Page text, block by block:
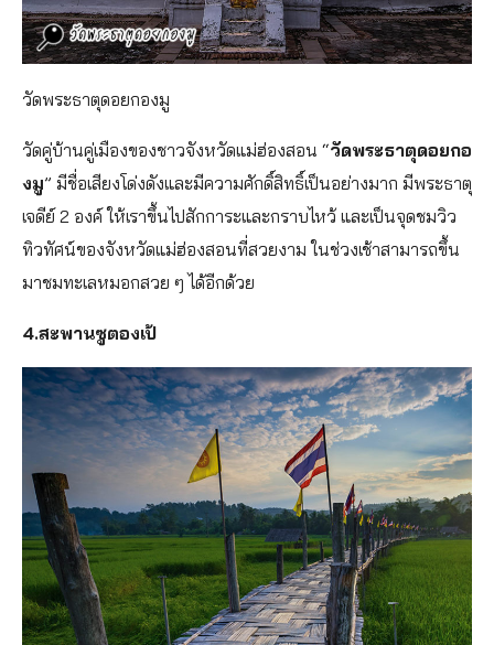
วัดพระธาตุดอยกองมู
วัดคู่บ้านคู่เมืองของชาวจังหวัดแม่ฮ่องสอน “วัดพระธาตุดอยกอ
งมู” มีชื่อเสียงโด่งดังและมีความศักดิ์สิทธิ์เป็นอย่างมาก มีพระธาตุ
เจดีย์ 2 องค์ ให้เราขึ้นไปสักการะและกราบไหว้ และเป็นจุดชมวิว
ทิวทัศน์ของจังหวัดแม่ฮ่องสอนที่สวยงาม ในช่วงเช้าสามารถขึ้น
มาชมทะเลหมอกสวย ๆ ได้อีกด้วย
4.สะพานซูตองเป้